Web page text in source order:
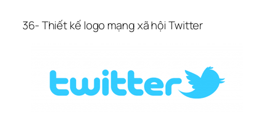
36- Thiết kế logo mạng xã hội Twitter